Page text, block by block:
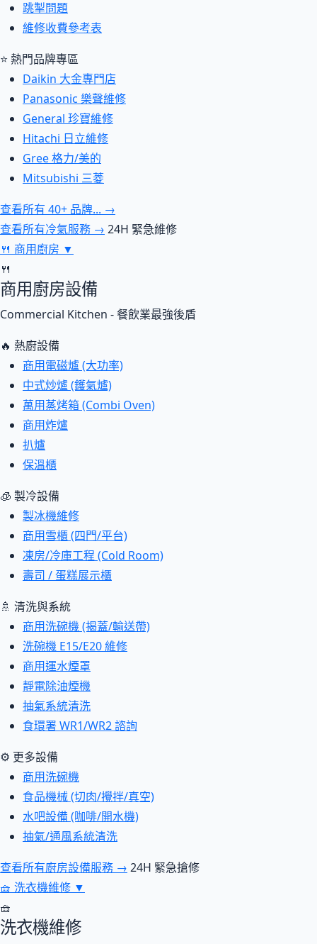
跳掣問題
維修收費參考表
⭐ 熱門品牌專區
Daikin 大金專門店
Panasonic 樂聲維修
General 珍寶維修
Hitachi 日立維修
Gree 格力/美的
Mitsubishi 三菱
查看所有 40+ 品牌... →
查看所有冷氣服務 → 24H 緊急維修
🍴 商用廚房 ▼
🍴
商用廚房設備
Commercial Kitchen - 餐飲業最強後盾
🔥 熱廚設備
商用電磁爐 (大功率)
中式炒爐 (鑊氣爐)
萬用蒸烤箱 (Combi Oven)
商用炸爐
扒爐
保溫櫃
🧊 製冷設備
製冰機維修
商用雪櫃 (四門/平台)
凍房/冷庫工程 (Cold Room)
壽司 / 蛋糕展示櫃
🚿 清洗與系統
商用洗碗機 (揭蓋/輸送帶)
洗碗機 E15/E20 維修
商用運水煙罩
靜電除油煙機
抽氣系統清洗
食環署 WR1/WR2 諮詢
⚙ 更多設備
商用洗碗機
食品機械 (切肉/攪拌/真空)
水吧設備 (咖啡/開水機)
抽氣/通風系統清洗
查看所有廚房設備服務 → 24H 緊急搶修
🧺 洗衣機維修 ▼
🧺
洗衣機維修